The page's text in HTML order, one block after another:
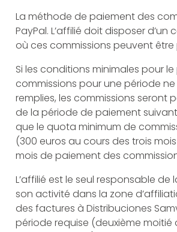
La méthode de paiement des
PayPal. L’affilié doit disposer d’un
où ces commissions peuvent être
Si les conditions minimales pour
commissions pour une période
remplies, les commissions seront
de la période de paiement
que le quota minimum de
(300 euros au cours des trois
mois de paiement des
L’affilié est le seul responsable
son activité dans la zone
des factures à Distribuciones
période requise (deuxième moitié